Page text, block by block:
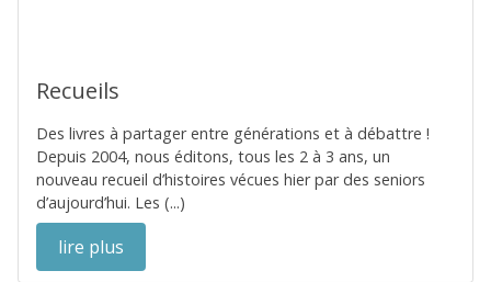
Recueils
Des livres à partager entre générations et à débattre !
Depuis 2004, nous éditons, tous les 2 à 3 ans, un
nouveau recueil d’histoires vécues hier par des seniors
d’aujourd’hui. Les (...)
lire plus